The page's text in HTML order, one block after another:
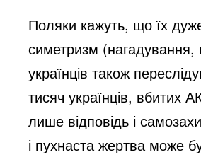
Поляки кажуть, що їх
симетризм
українців також
тисяч українців, вбитих
лише відповідь і
і пухнаста жертва може